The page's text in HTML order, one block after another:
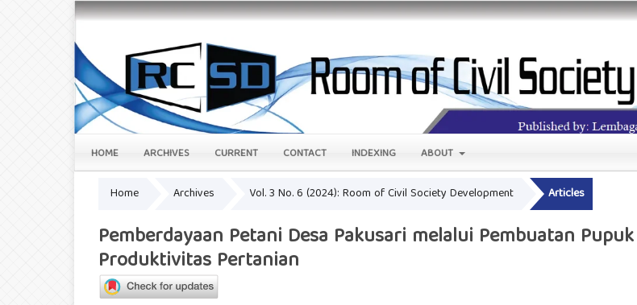
HOME ARCHIVES CURRENT CONTACT INDEXING ABOUT
Home Archives Vol. 3 No. 6 (2024): Room of Civil Society Development Articles
Pemberdayaan Petani Desa Pakusari melalui Pembuatan
Produktivitas Pertanian